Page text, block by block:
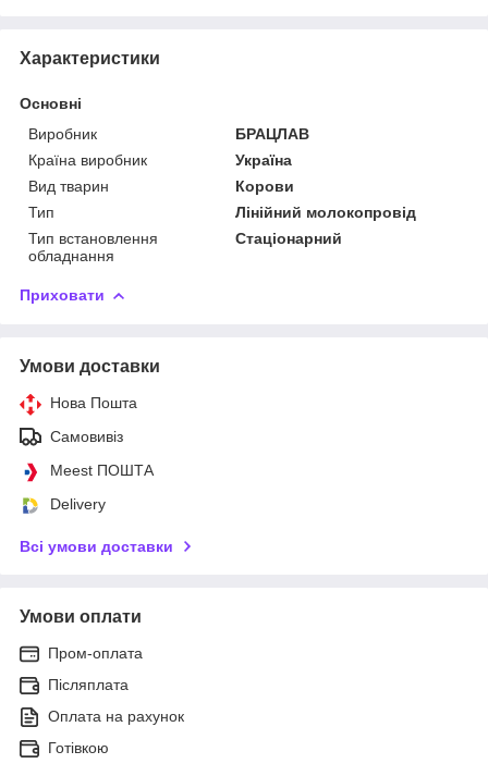
Характеристики
Основні
Виробник
БРАЦЛАВ
Країна виробник
Україна
Вид тварин
Корови
Тип
Лінійний молокопровід
Тип встановлення
обладнання
Стаціонарний
Приховати
Умови доставки
Нова Пошта
Самовивіз
Meest ПОШТА
Delivery
Всі умови доставки
Умови оплати
Пром-оплата
Післяплата
Оплата на рахунок
Готівкою